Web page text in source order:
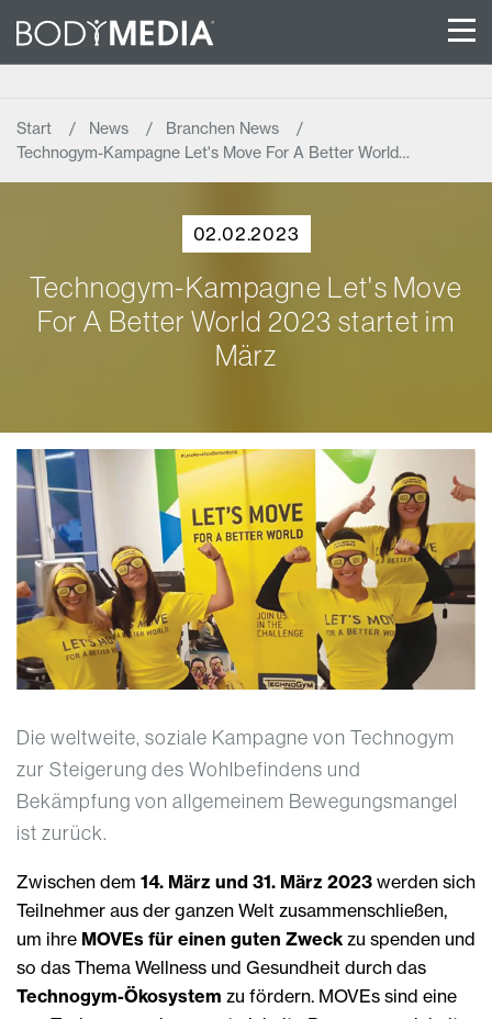
Start News
Branchen News
Technogym-Kampagne Let's Move For A Better World…
02.02.2023
Technogym-Kampagne Let's Move
For A Better World 2023 startet im
März
Die weltweite, soziale Kampagne von Technogym
zur Steigerung des Wohlbefindens und
Bekämpfung von allgemeinem Bewegungsmangel
ist zurück.
Zwischen dem 14. März und 31. März 2023 werden sich
Teilnehmer aus der ganzen Welt zusammenschließen,
um ihre MOVEs für einen guten Zweck zu spenden und
so das Thema Wellness und Gesundheit durch das
Technogym-Ökosystem zu fördern. MOVEs sind eine